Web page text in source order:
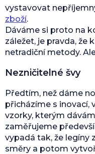
vystavovat
zboží.
Dáváme si proto na
záležet, je pravda, že
netradiční metody.
Nezničitelné švy
Předtím, než dáme
přicházíme s inovací,
vzorky, kterým
zaměřujeme
vypadá tak, že legíny
směry a potom